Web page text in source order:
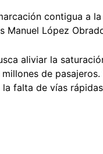
contigua a
Manuel López
aliviar la
de pasajeros.
falta de vías